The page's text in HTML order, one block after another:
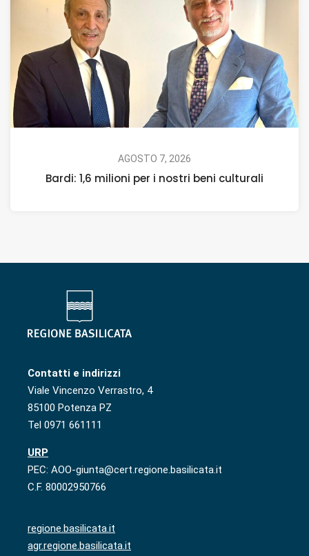
AGOSTO 7, 2026
Bardi: 1,6 milioni per i nostri beni culturali
Contatti e indirizzi
Viale Vincenzo Verrastro, 4
85100 Potenza PZ
Tel 0971 661111
URP
PEC: AOO-giunta@cert.regione.basilicata.it
C.F. 80002950766
regione.basilicata.it
agr.regione.basilicata.it